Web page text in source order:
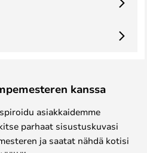
kanssa
asiakkaidemme
parhaat sisustuskuvasi
ja saatat nähdä kotisi